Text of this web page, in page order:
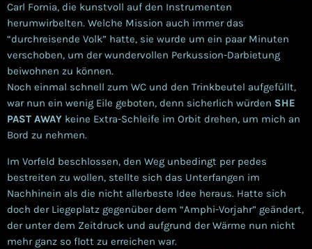
Carl Fornia, die kunstvoll auf den Instrumenten
herumwirbelten. Welche Mission auch immer das
“durchreisende Volk” hatte, sie wurde um ein paar Minuten
verschoben, um der wundervollen Perkussion-Darbietung
beiwohnen zu können.
Noch einmal schnell zum WC und den Trinkbeutel aufgefüllt,
war nun ein wenig Eile geboten, denn sicherlich würden SHE
PAST AWAY keine Extra-Schleife im Orbit drehen, um mich an
Bord zu nehmen.
Im Vorfeld beschlossen, den Weg unbedingt per pedes
bestreiten zu wollen, stellte sich das Unterfangen im
Nachhinein als die nicht allerbeste Idee heraus. Hatte sich
doch der Liegeplatz gegenüber dem “Amphi-Vorjahr” geändert,
der unter dem Zeitdruck und aufgrund der Wärme nun nicht
mehr ganz so flott zu erreichen war.